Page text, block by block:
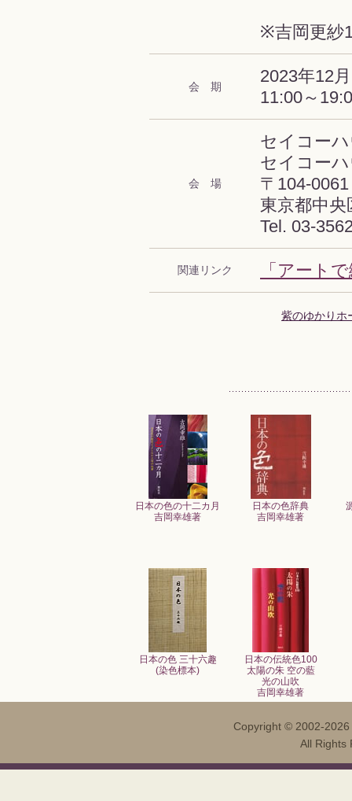
※吉岡更紗
会 期
2023年12
11:00～
会 場
セイコー
セイコー
〒104-0061
東京都中
Tel. 03-
関連リンク 「アート
紫のゆかりホ
日本の色の十二カ月
吉岡幸雄著
日本の色辞典
吉岡幸雄著
日本の色 三十六趣
(染色標本)
日本の伝統色100
太陽の朱 空の藍
光の山吹
吉岡幸雄著
Copyright © 2002-2026
All Rights